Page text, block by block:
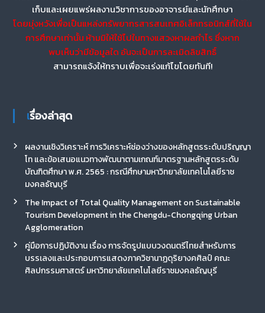
เก็บและเผยแพร่ผลงานวิชาการของอาจารย์และนักศึกษา
โดยมุ่งหวังเพื่อเป็นแหล่งทรัพยากรสารสนเทศอิเล็กทรอนิกส์ที่ใช้ใน
การศึกษาเท่านั้น ห้ามมิให้ใช้ไปในทางแสวงหาผลกำไร ซึ่งหาก
พบเห็นว่ามีข้อมูลใด อันจะเป็นการละเมิดลิขสิทธิ์
สามารถแจ้งให้ทราบเพื่อจะเร่งแก้ไขโดยทันที!
เรื่องล่าสุด
ผลงานเชิงวิเคราะห์ การวิเคราะห์ช่องว่างของหลักสูตรระดับปริญญา
โท และข้อเสนอแนวทางพัฒนาตามเกณฑ์มาตรฐานหลักสูตรระดับ
บัณฑิตศึกษา พ.ศ. 2565 : กรณีศึกษามหาวิทยาลัยเทคโนโลยีราช
มงคลธัญบุรี
The Impact of Total Quality Management on Sustainable
Tourism Development in the Chengdu-Chongqing Urban
Agglomeration
คู่มือการปฏิบัติงาน เรื่อง การจัดรูปแบบวงดนตรีไทยสำหรับการ
บรรเลงและประกอบการแสดงภาควิชานาฏดุริยางคศิลป์ คณะ
ศิลปกรรมศาสตร์ มหาวิทยาลัยเทคโนโลยีราชมงคลธัญบุรี